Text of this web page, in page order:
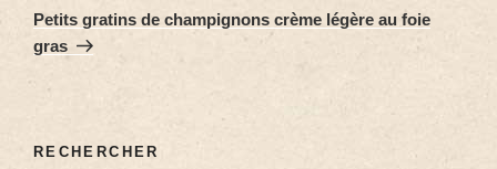
Petits gratins de champignons crème légère au foie
gras
RECHERCHER